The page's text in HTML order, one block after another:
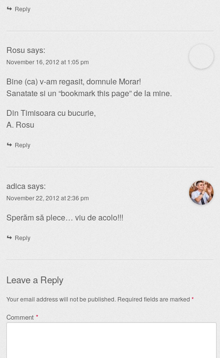
Reply
Rosu says:
November 16, 2012 at 1:05 pm
Bine (ca) v-am regasit, domnule Morar!
Sanatate si un “bookmark this page” de la mine.
Din Timisoara cu bucurie,
A. Rosu
Reply
adicasays:
November 22, 2012 at 2:36 pm
Sperăm să plece… viu de acolo!!!
Reply
Leave a Reply
Your email address will not be published. Required fields are marked *
Comment *